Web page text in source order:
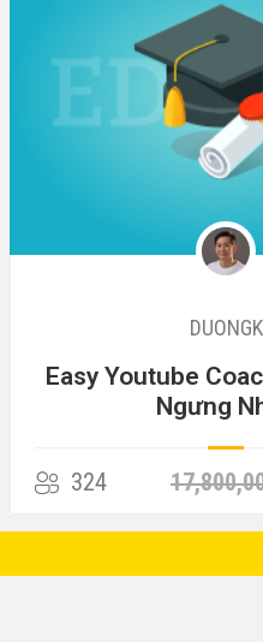
DUONGK
Easy Youtube
Ngưng
324